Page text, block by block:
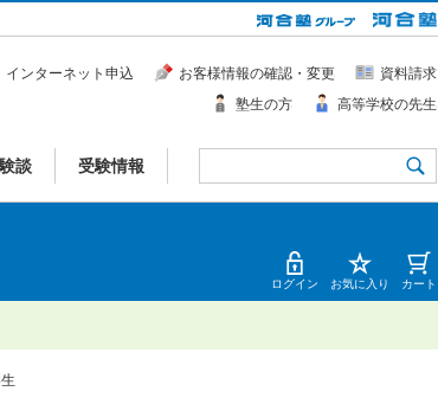
談 受験情報
インターネット申込 お客様情報の確認・変更
資料請求
塾生の方
高等学校の先生
ログイン お気に入り カート